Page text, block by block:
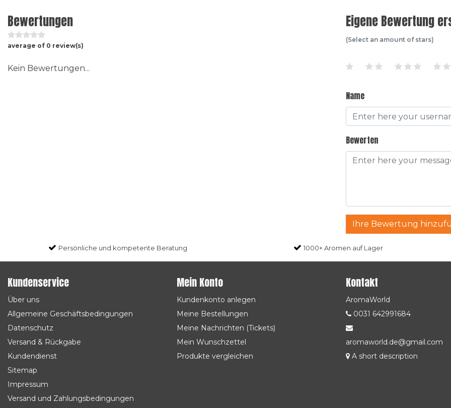
Bewertungen
average of 0 review(s)
Kein Bewertungen...
Eigene Bewertung
(Select an amount of stars)
Name
Bewerten
Ihre Bewertung
Persönliche und kompetente Beratung 1000+ Aromen auf Lager
Kundenservice
Über uns
Allgemeine Geschäftsbedingungen
Datenschutz
Versand & Rückgabe
Kundendienst
Sitemap
Impressum
Versand und Zahlungsbedingungen
Mein Konto
Kundenkonto anlegen
Meine Bestellungen
Meine Nachrichten (Tickets)
Mein Wunschzettel
Produkte vergleichen
Kontakt
AromaWorld
0031 642991684
aromaworld.de@gmail.com
A short description